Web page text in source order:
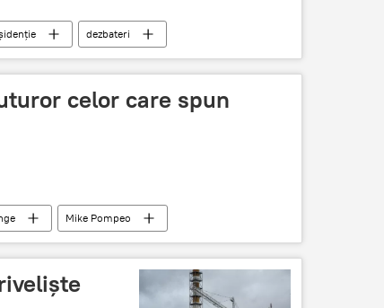
dezbateri
celor care spun
Mike Pompeo